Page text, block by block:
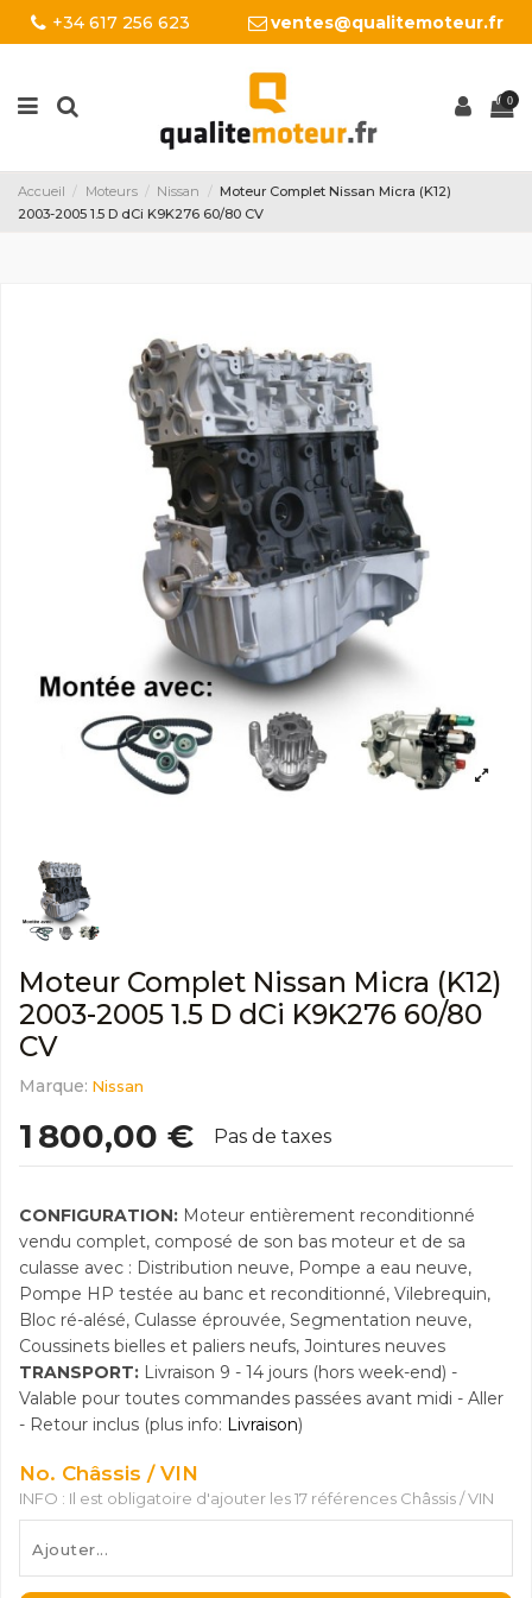
+34 617 256 623 ventes@qualitemoteur.fr
0
Accueil Moteurs Nissan
Moteur Complet Nissan Micra (K12)
2003-2005 1.5 D dCi K9K276 60/80 CV
Moteur Complet Nissan Micra (K12)
2003-2005 1.5 D dCi K9K276 60/80
CV
Marque: Nissan
1 800,00 € Pas de taxes
CONFIGURATION: Moteur entièrement reconditionné
vendu complet, composé de son bas moteur et de sa
culasse avec : Distribution neuve, Pompe a eau neuve,
Pompe HP testée au banc et reconditionné, Vilebrequin,
Bloc ré-alésé, Culasse éprouvée, Segmentation neuve,
Coussinets bielles et paliers neufs, Jointures neuves
TRANSPORT: Livraison 9 - 14 jours (hors week-end) -
Valable pour toutes commandes passées avant midi - Aller
- Retour inclus (plus info: Livraison)
No. Châssis / VIN
INFO : Il est obligatoire d'ajouter les 17 références Châssis / VIN